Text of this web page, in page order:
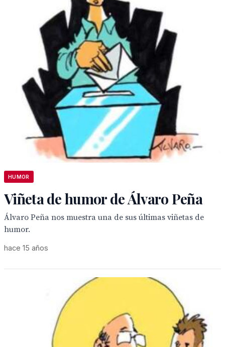
HUMOR
Viñeta de humor de Álvaro Peña
Álvaro Peña nos muestra una de sus últimas viñetas de
humor.
hace 15 años